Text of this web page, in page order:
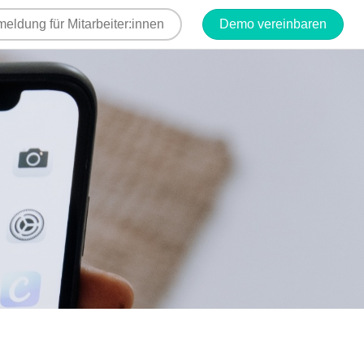
für Mitarbeiter:innen Demo vereinbaren